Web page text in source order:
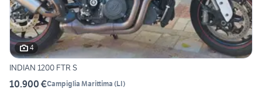
4
INDIAN 1200 FTR S
10.900 €Campiglia Marittima (LI)